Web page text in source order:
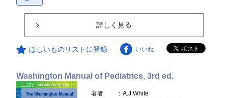
詳しく見る
ほしいものリストに登録 いいね
Washington Manual of Pediatrics, 3rd ed.
著者
：A.J.White